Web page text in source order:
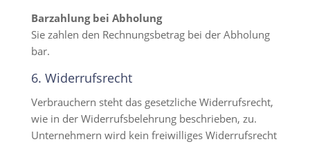
Barzahlung bei Abholung
Sie zahlen den Rechnungsbetrag bei der Abholung
bar.
6. Widerrufsrecht
Verbrauchern steht das gesetzliche Widerrufsrecht,
wie in der Widerrufsbelehrung beschrieben, zu.
Unternehmern wird kein freiwilliges Widerrufsrecht